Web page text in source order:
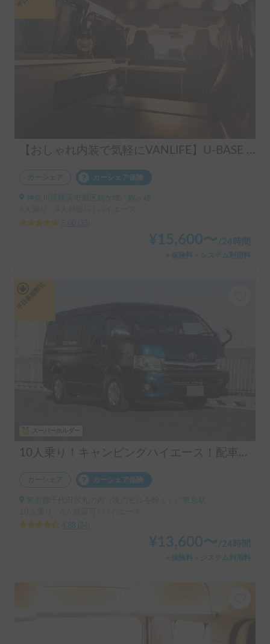
【おしゃれ内装で気軽にVANLIFE】U-BASE ONE | 運転しやすいハイエース！ポータブルエアコンで夏も冬も快適旅へ
カーシェア カーシェア保険
神奈川県横浜市旭区鶴ケ峰, ' 鶴ヶ峰
5.00
33
¥ 15,600〜 /24時間
＋保険料・システム利用料
10人乗り！キャンピングハイエース！配車無料！割引アリ！！
カーシェア カーシェア保険
東京都千代田区丸の内（次のビルを除く）, ' 東京駅
4.88
34
¥ 13,600〜 /24時間
＋保険料・システム利用料